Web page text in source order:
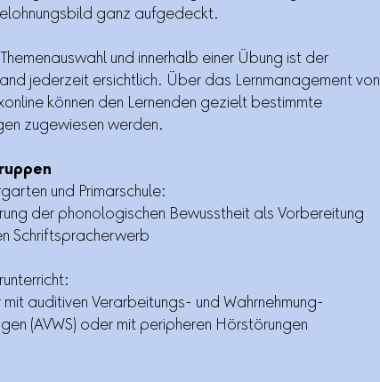
ganz aufgedeckt.
und innerhalb einer Übung ist der
jederzeit ersichtlich. Über das Lernmanagement von
können den Lernenden gezielt bestimmte
zugewiesen werden.
und Primarschule:
der phonologischen Bewusstheit als Vorbereitung
Schriftspracherwerb
mit auditiven Verarbeitungs- und Wahrnehmung-
(AVWS) oder mit peripheren Hörstörungen